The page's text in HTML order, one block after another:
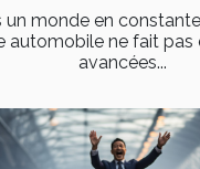
un monde en
automobile ne fait pas
avancées...